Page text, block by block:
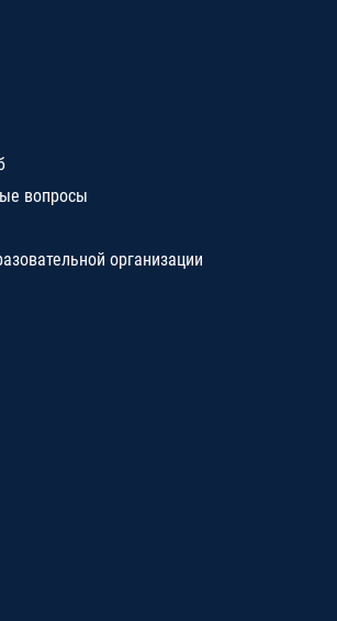
вопросы
организации